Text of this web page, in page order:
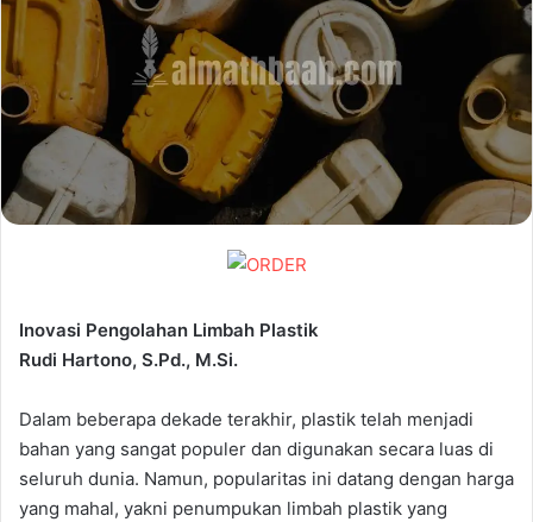
Inovasi Pengolahan Limbah Plastik
Rudi Hartono, S.Pd., M.Si.
Dalam beberapa dekade terakhir, plastik telah menjadi
bahan yang sangat populer dan digunakan secara luas di
seluruh dunia. Namun, popularitas ini datang dengan harga
yang mahal, yakni penumpukan limbah plastik yang